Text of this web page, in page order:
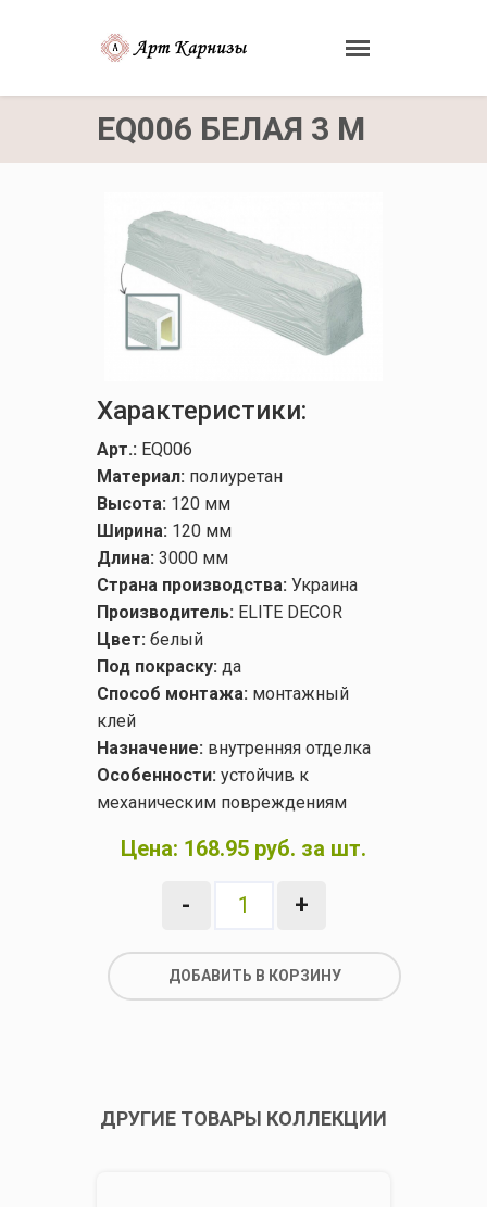
EQ006 БЕЛАЯ 3 М
Характеристики:
Арт.: EQ006
Материал: полиуретан
Высота: 120 мм
Ширина: 120 мм
Длина: 3000 мм
Страна производства: Украина
Производитель: ELITE DECOR
Цвет: белый
Под покраску: да
Способ монтажа: монтажный
клей
Назначение: внутренняя отделка
Особенности: устойчив к
механическим повреждениям
Цена: 168.95 руб. за шт.
- +
ДОБАВИТЬ В КОРЗИНУ
ДРУГИЕ ТОВАРЫ КОЛЛЕКЦИИ